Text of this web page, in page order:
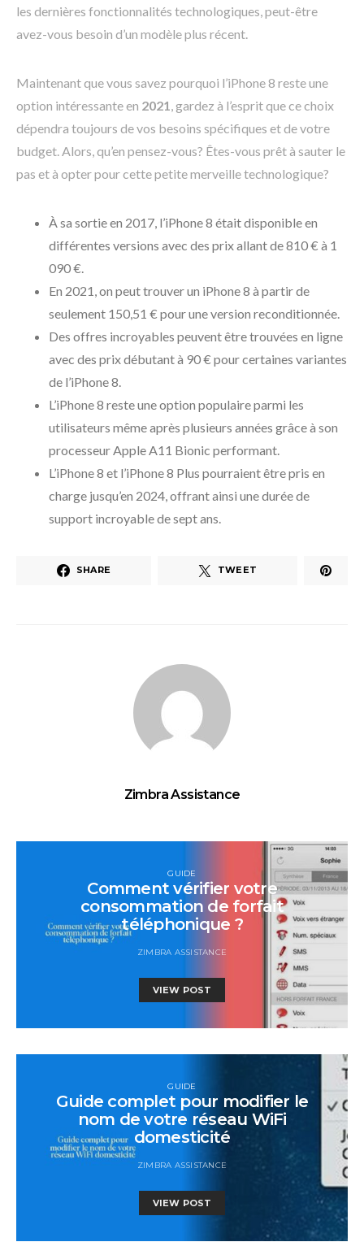
les dernières fonctionnalités technologiques, peut-être
avez-vous besoin d’un modèle plus récent.
Maintenant que vous savez pourquoi l’iPhone 8 reste une
option intéressante en 2021, gardez à l’esprit que ce choix
dépendra toujours de vos besoins spécifiques et de votre
budget. Alors, qu’en pensez-vous? Êtes-vous prêt à sauter le
pas et à opter pour cette petite merveille technologique?
À sa sortie en 2017, l’iPhone 8 était disponible en
différentes versions avec des prix allant de 810 € à 1
090 €.
En 2021, on peut trouver un iPhone 8 à partir de
seulement 150,51 € pour une version reconditionnée.
Des offres incroyables peuvent être trouvées en ligne
avec des prix débutant à 90 € pour certaines variantes
de l’iPhone 8.
L’iPhone 8 reste une option populaire parmi les
utilisateurs même après plusieurs années grâce à son
processeur Apple A11 Bionic performant.
L’iPhone 8 et l’iPhone 8 Plus pourraient être pris en
charge jusqu’en 2024, offrant ainsi une durée de
support incroyable de sept ans.
SHARE TWEET
Zimbra Assistance
GUIDE
Comment vérifier votre
consommation de forfait
téléphonique ?
ZIMBRA ASSISTANCE
VIEW POST
GUIDE
Guide complet pour modifier le
nom de votre réseau WiFi
domesticité
ZIMBRA ASSISTANCE
VIEW POST